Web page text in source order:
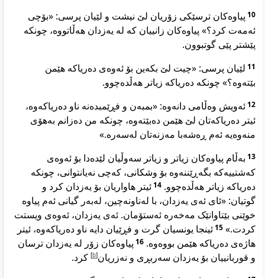
10 پیاوەکان ترسێکی زۆریان لێ نیشت و لێیان پرسی: «بۆچی
ئەمەت کرد؟» پیاوەکان زانییان کە لە یەزدان هەڵاتووە، چونکە
پێشتر پێی گوتبوون.
11 لێیان پرسی: «چیت لێ بکەین بۆ ئەوەی دەریاکە هێمن
بێتەوە؟» چونکە دەریاکە زیاتر هەڵدەچوو.
12ئەویش وەڵامی دانەوە: «بمبەن و فڕێمبدەنە ناو دەریاکەوە،
ئیتر دەریاکەتان لێ هێمن دەبێتەوە، چونکە من دەزانم بەهۆی
منەوەیە ئەم ڕەشەبا مەزنەتان لەسەرە.»
13 بەڵام پیاوەکان زیاتر و زیاتر سەوڵیان لێدەدا بۆ ئەوەی
کەشتییەکە بگەڕێننەوە بۆ وشکانی، کەچی نەیانتوانی، چونکە
دەریاکە زیاتر هەڵدەچوو. 14ئیتر هاواریان بۆ یەزدان کرد و
گوتیان: «ئای ئەی یەزدان، با لەناونەچین، لەبەر گیانی ئەم پیاوە
خوێنی بێتاوانێک مەخەرە ئەستۆمان. ئەی یەزدان، ئەوەی ویستت
کردت.» 15ئینجا یونسیان گرت و فڕێیان دایە ناو دەریاکەوە، ئیتر
هاژەی دەریاکە هێمن بووەوە. 16 پیاوەکان زۆر لە یەزدان ترسان
و قوربانییان بۆ یەزدان سەربڕی و نەزریان[
b
] کرد.